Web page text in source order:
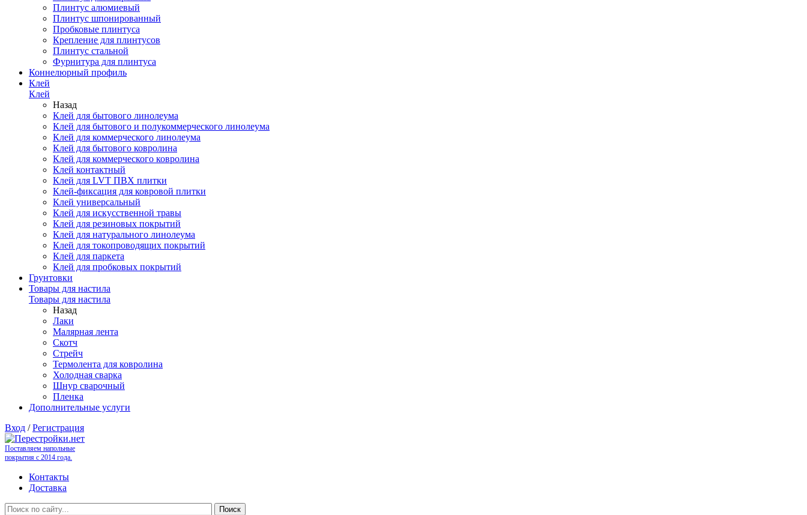
Плинтус алюмиевый
Плинтус шпонированный
Пробковые плинтуса
Крепление для плинтусов
Плинтус стальной
Фурнитура для плинтуса
Коннелюрный профиль
Клей
Клей
Назад
Клей для бытового линолеума
Клей для бытового и полукоммерческого линолеума
Клей для коммерческого линолеума
Клей для бытового ковролина
Клей для коммерческого ковролина
Клей контактный
Клей для LVT ПВХ плитки
Клей-фиксация для ковровой плитки
Клей универсальный
Клей для искусственной травы
Клей для резиновых покрытий
Клей для натурального линолеума
Клей для токопроводящих покрытий
Клей для паркета
Клей для пробковых покрытий
Грунтовки
Товары для настила
Товары для настила
Назад
Лаки
Малярная лента
Скотч
Стрейч
Термолента для ковролина
Холодная сварка
Шнур сварочный
Пленка
Дополнительные услуги
Вход /Регистрация
Поставляем напольные
покрытия с 2014 года.
Контакты
Доставка